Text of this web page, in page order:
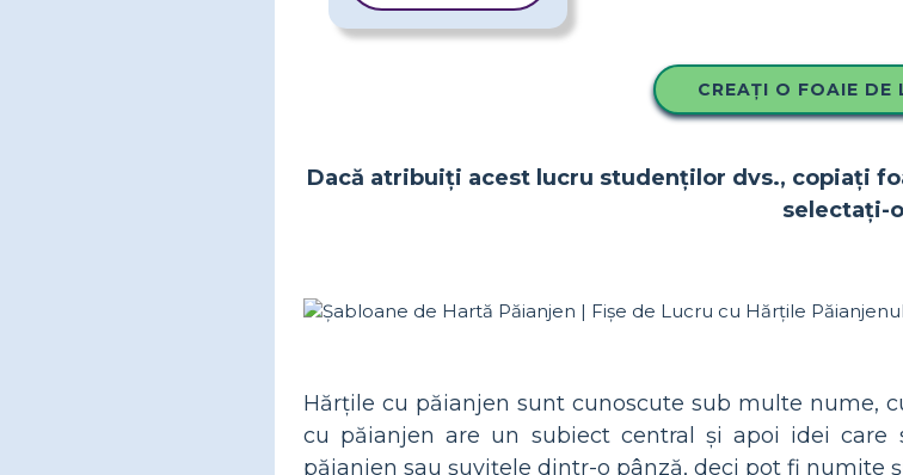
CREAȚI O FOAIE DE
Dacă atribuiți acest lucru studenților dvs., copiați
selectați-
Hărțile cu păianjen sunt cunoscute sub multe nume,
cu păianjen are un subiect central și apoi idei
păianjen sau șuvițele dintr-o pânză, deci pot fi numite